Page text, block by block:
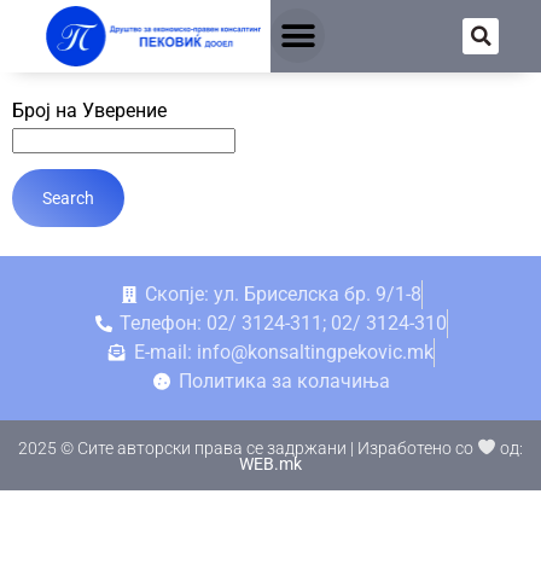
Број на Уверение
Скопје: ул. Бриселска бр. 9/1-8
Телефон: 02/ 3124-311; 02/ 3124-310
E-mail: info@konsaltingpekovic.mk
Политика за колачиња
2025 © Сите авторски права се задржани | Изработено со
од:
WEB.mk